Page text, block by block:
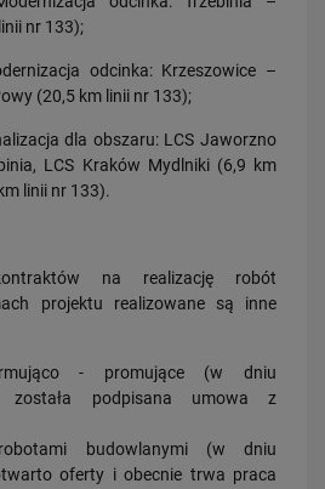
nr 133);
odcinka: Krzeszowice –
(20,5 km linii nr 133);
dla obszaru: LCS Jaworzno
LCS Kraków Mydlniki (6,9 km
linii nr 133).
na realizację robót
projektu realizowane są inne
- promujące (w dniu
została podpisana umowa z
budowlanymi (w dniu
oferty i obecnie trwa praca